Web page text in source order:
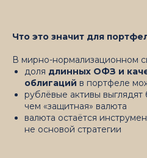
Что это значит для
В мирно-нормализационном
доля длинных ОФЗ и
облигаций в портфеле
рублёвые активы выглядят
чем «защитная» валюта
валюта остаётся
не основой стратегии